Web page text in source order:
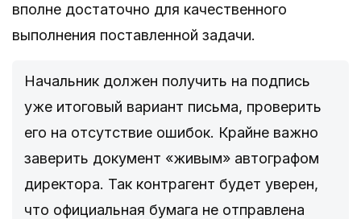
вполне достаточно для качественного
выполнения поставленной задачи.
Начальник должен получить на подпись
уже итоговый вариант письма, проверить
его на отсутствие ошибок. Крайне важно
заверить документ «живым» автографом
директора. Так контрагент будет уверен,
что официальная бумага не отправлена